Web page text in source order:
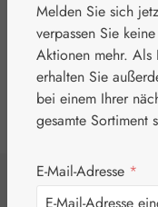
⚘
Melden Sie sich
verpassen Sie
Aktionen mehr. Als
erhalten Sie
bei einem Ihrer
gesamte Sortiment
E-Mail-Adresse *